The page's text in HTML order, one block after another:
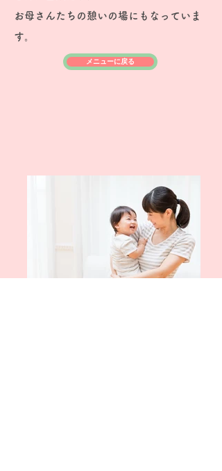
お母さんたちの憩いの場にもなっていま
す。
メニューに戻る